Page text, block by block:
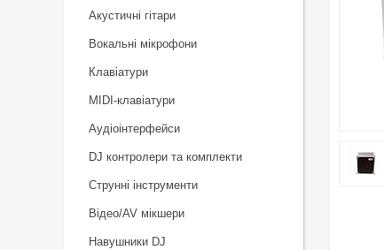
Акустичні гітари
Вокальні мікрофони
Клавіатури
MIDI-клавіатури
Аудіоінтерфейси
DJ контролери та комплекти
Струнні інструменти
Відео/AV мікшери
Навушники DJ